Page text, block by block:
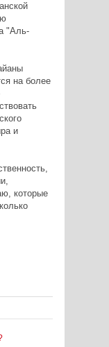
"Аль-
на более
и
которые